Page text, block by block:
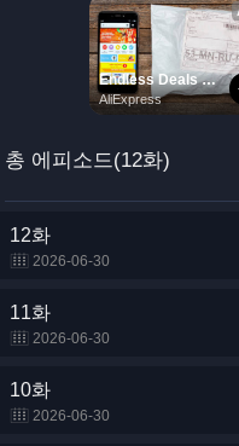
총 에피소드(12화)
12화
2026-06-30
11화
2026-06-30
10화
2026-06-30